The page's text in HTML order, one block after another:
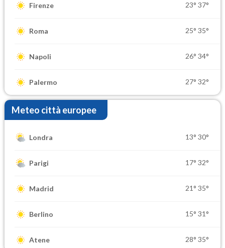
Firenze 23° 37°
Roma 25° 35°
Napoli 26° 34°
Palermo 27° 32°
Meteo città europee
Londra 13° 30°
Parigi 17° 32°
Madrid 21° 35°
Berlino 15° 31°
Atene 28° 35°